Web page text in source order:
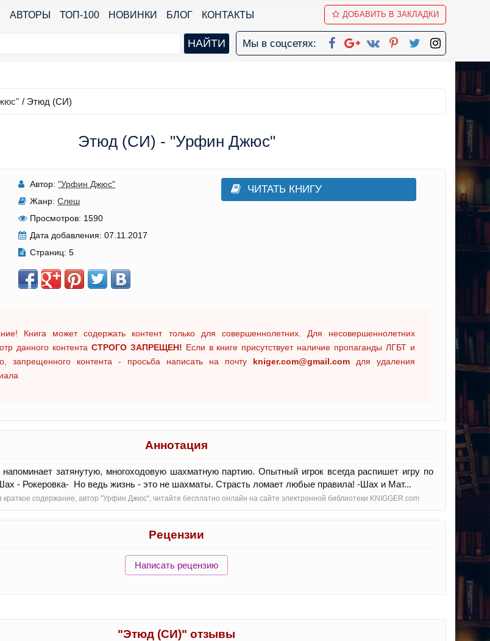
АВТОРЫ ТОП-100 НОВИНКИ БЛОГ КОНТАКТЫ ДОБАВИТЬ В ЗАКЛАДКИ
Мы в соцсетях:
/ Этюд (СИ)
Этюд (СИ) - "Урфин Джюс"
Автор: "Урфин Джюс"
Жанр: Слеш
Просмотров: 1590
Дата добавления: 07.11.2017
Страниц: 5
ЧИТАТЬ КНИГУ
Книга может содержать контент только для совершеннолетних. Для несовершеннолетних
данного контента СТРОГО ЗАПРЕЩЕН! Если в книге присутствует наличие пропаганды ЛГБТ и
запрещенного контента - просьба написать на почту kniger.com@gmail.com для удаления
Аннотация
напоминает затянутую, многоходовую шахматную партию. Опытный игрок всегда распишет игру по
- Рокеровка- Но ведь жизнь - это не шахматы. Страсть ломает любые правила! -Шах и Мат...
содержание, автор "Урфин Джюс", читайте бесплатно онлайн на сайте электронной библиотеки KNIGGER.com
Рецензии
Написать рецензию
"Этюд (СИ)" отзывы